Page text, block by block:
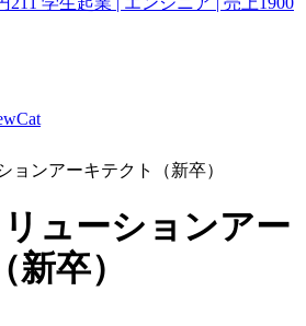
ョンアーキテクト（新卒）
ューションアー
卒）